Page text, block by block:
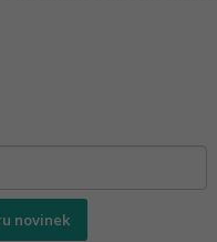
novinek